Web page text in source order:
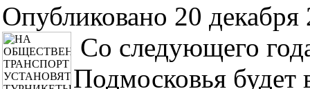
Опубликовано 20 декабря
Со следующего
Подмосковья будет